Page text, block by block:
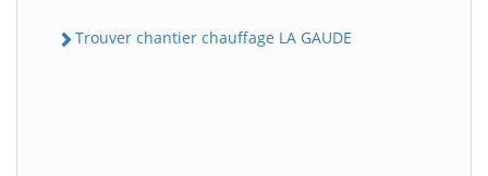
Trouver chantier chauffage LA GAUDE